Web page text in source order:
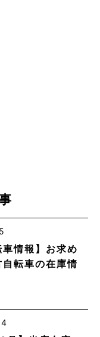
車情報】お求め
転車の在庫情